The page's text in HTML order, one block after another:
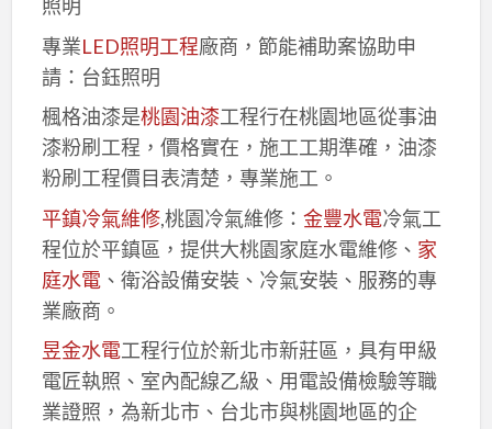
照明
專業LED照明工程廠商，節能補助案協助申
請：台鈺照明
楓格油漆是桃園油漆工程行在桃園地區從事油
漆粉刷工程，價格實在，施工工期準確，油漆
粉刷工程價目表清楚，專業施工。
平鎮冷氣維修,桃園冷氣維修： 金豐水電冷氣工
程位於平鎮區，提供大桃園家庭水電維修、 家
庭水電、衛浴設備安裝、冷氣安裝、服務的專
業廠商。
昱金水電工程行位於新北市新莊區，具有甲級
電匠執照、室內配線乙級、用電設備檢驗等職
業證照，為新北市、台北市與桃園地區的企